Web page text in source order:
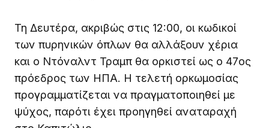
Τη Δευτέρα, ακριβώς στις 12:00, οι κωδικοί
των πυρηνικών όπλων θα αλλάξουν χέρια
και ο Ντόναλντ Τραμπ θα ορκιστεί ως ο 47ος
πρόεδρος των ΗΠΑ. Η τελετή ορκωμοσίας
προγραμματίζεται να πραγματοποιηθεί με
ψύχος, παρότι έχει προηγηθεί αναταραχή